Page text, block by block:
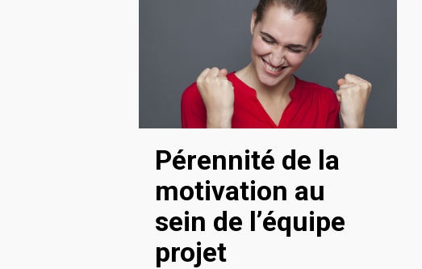
Pérennité de la
motivation au
sein de l’équipe
projet